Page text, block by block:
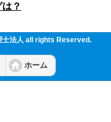
？
士法人 all rights Reserved.
ホーム